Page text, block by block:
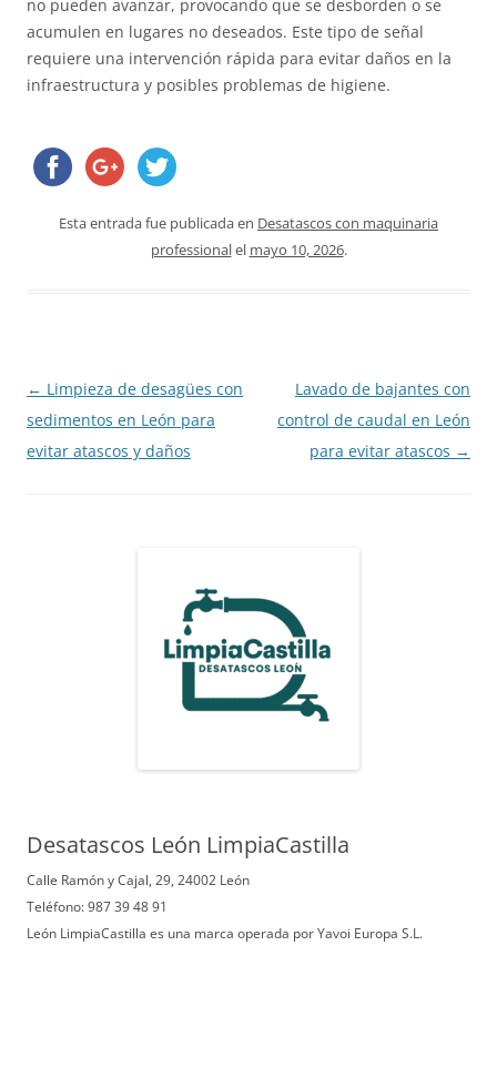
no pueden avanzar, provocando que se desborden o se
acumulen en lugares no deseados. Este tipo de señal
requiere una intervención rápida para evitar daños en la
infraestructura y posibles problemas de higiene.
Esta entrada fue publicada en Desatascos con maquinaria
professionalel mayo 10, 2026.
Navegación
de
← Limpieza de desagües con
sedimentos en León para
evitar atascos y daños
Lavado de bajantes con
control de caudal en León
para evitar atascos →
Desatascos León LimpiaCastilla
Calle Ramón y Cajal, 29, 24002 León
Teléfono: 987 39 48 91
León LimpiaCastilla es una marca operada por Yavoi Europa S.L.